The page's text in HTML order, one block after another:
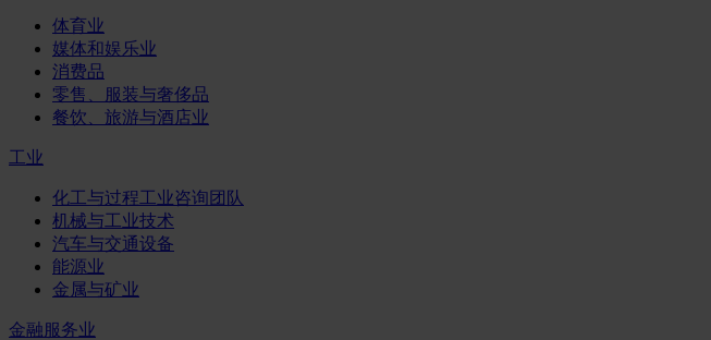
体育业
媒体和娱乐业
消费品
零售、服装与奢侈品
餐饮、旅游与酒店业
工业
化工与过程工业咨询团队
机械与工业技术
汽车与交通设备
能源业
金属与矿业
金融服务业